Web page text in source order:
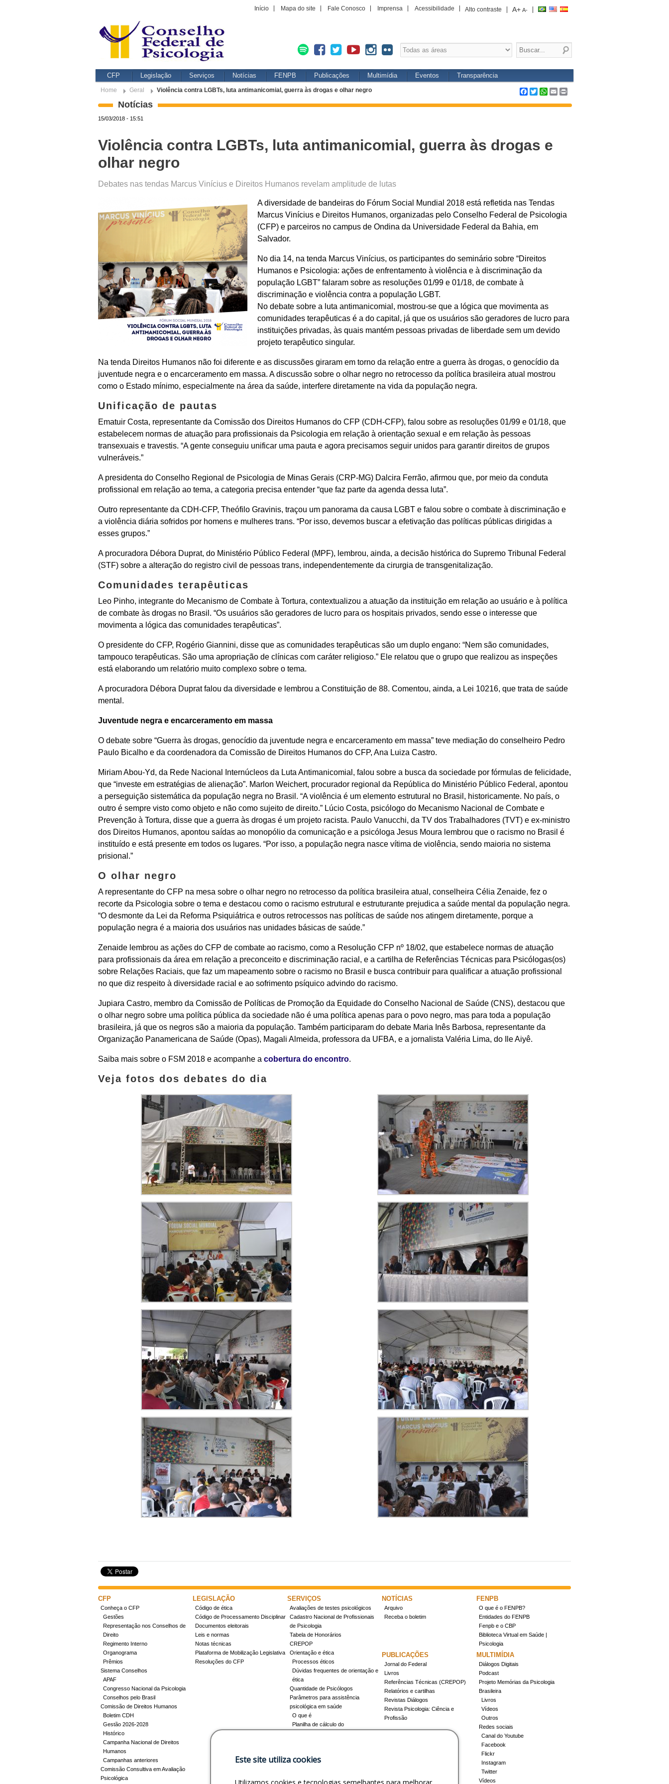
A+ A-
Alto contraste
Início Mapa do site Fale Conosco Imprensa Acessibilidade
CFP Legislação Serviços Notícias FENPB Publicações Multimídia Eventos Transparência
Home Geral Violência contra LGBTs, luta antimanicomial, guerra às drogas e olhar negro Facebook
TwitterWhatsApp
Email
Notícias
15/03/2018 - 15:51
Violência contra LGBTs, luta antimanicomial, guerra às drogas e
olhar negro
Debates nas tendas Marcus Vinícius e Direitos Humanos revelam amplitude de lutas
A diversidade de bandeiras do Fórum Social Mundial 2018 está refletida nas Tendas
Marcus Vinícius e Direitos Humanos, organizadas pelo Conselho Federal de Psicologia
(CFP) e parceiros no campus de Ondina da Universidade Federal da Bahia, em
Salvador.
No dia 14, na tenda Marcus Vinícius, os participantes do seminário sobre “Direitos
Humanos e Psicologia: ações de enfrentamento à violência e à discriminação da
população LGBT” falaram sobre as resoluções 01/99 e 01/18, de combate à
discriminação e violência contra a população LGBT.
No debate sobre a luta antimanicomial, mostrou-se que a lógica que movimenta as
comunidades terapêuticas é a do capital, já que os usuários são geradores de lucro para
instituições privadas, às quais mantém pessoas privadas de liberdade sem um devido
projeto terapêutico singular.
Na tenda Direitos Humanos não foi diferente e as discussões giraram em torno da relação entre a guerra às drogas, o genocídio da
juventude negra e o encarceramento em massa. A discussão sobre o olhar negro no retrocesso da política brasileira atual mostrou
como o Estado mínimo, especialmente na área da saúde, interfere diretamente na vida da população negra.
Unificação de pautas
Ematuir Costa, representante da Comissão dos Direitos Humanos do CFP (CDH-CFP), falou sobre as resoluções 01/99 e 01/18, que
estabelecem normas de atuação para profissionais da Psicologia em relação à orientação sexual e em relação às pessoas
transexuais e travestis. “A gente conseguiu unificar uma pauta e agora precisamos seguir unidos para garantir direitos de grupos
vulneráveis.”
A presidenta do Conselho Regional de Psicologia de Minas Gerais (CRP-MG) Dalcira Ferrão, afirmou que, por meio da conduta
profissional em relação ao tema, a categoria precisa entender “que faz parte da agenda dessa luta”.
Outro representante da CDH-CFP, Theófilo Gravinis, traçou um panorama da causa LGBT e falou sobre o combate à discriminação e
a violência diária sofridos por homens e mulheres trans. “Por isso, devemos buscar a efetivação das políticas públicas dirigidas a
esses grupos.”
A procuradora Débora Duprat, do Ministério Público Federal (MPF), lembrou, ainda, a decisão histórica do Supremo Tribunal Federal
(STF) sobre a alteração do registro civil de pessoas trans, independentemente da cirurgia de transgenitalização.
Comunidades terapêuticas
Leo Pinho, integrante do Mecanismo de Combate à Tortura, contextualizou a atuação da instituição em relação ao usuário e à política
de combate às drogas no Brasil. “Os usuários são geradores de lucro para os hospitais privados, sendo esse o interesse que
movimenta a lógica das comunidades terapêuticas”.
O presidente do CFP, Rogério Giannini, disse que as comunidades terapêuticas são um duplo engano: “Nem são comunidades,
tampouco terapêuticas. São uma apropriação de clínicas com caráter religioso.” Ele relatou que o grupo que realizou as inspeções
está elaborando um relatório muito complexo sobre o tema.
A procuradora Débora Duprat falou da diversidade e lembrou a Constituição de 88. Comentou, ainda, a Lei 10216, que trata de saúde
mental.
Juventude negra e encarceramento em massa
O debate sobre “Guerra às drogas, genocídio da juventude negra e encarceramento em massa” teve mediação do conselheiro Pedro
Paulo Bicalho e da coordenadora da Comissão de Direitos Humanos do CFP, Ana Luiza Castro.
Miriam Abou-Yd, da Rede Nacional Internúcleos da Luta Antimanicomial, falou sobre a busca da sociedade por fórmulas de felicidade,
que “investe em estratégias de alienação”. Marlon Weichert, procurador regional da República do Ministério Público Federal, apontou
a perseguição sistemática da população negra no Brasil. “A violência é um elemento estrutural no Brasil, historicamente. No país, o
outro é sempre visto como objeto e não como sujeito de direito.” Lúcio Costa, psicólogo do Mecanismo Nacional de Combate e
Prevenção à Tortura, disse que a guerra às drogas é um projeto racista. Paulo Vanucchi, da TV dos Trabalhadores (TVT) e ex-ministro
dos Direitos Humanos, apontou saídas ao monopólio da comunicação e a psicóloga Jesus Moura lembrou que o racismo no Brasil é
instituído e está presente em todos os lugares. “Por isso, a população negra nasce vítima de violência, sendo maioria no sistema
prisional.”
O olhar negro
A representante do CFP na mesa sobre o olhar negro no retrocesso da política brasileira atual, conselheira Célia Zenaide, fez o
recorte da Psicologia sobre o tema e destacou como o racismo estrutural e estruturante prejudica a saúde mental da população negra.
“O desmonte da Lei da Reforma Psiquiátrica e outros retrocessos nas políticas de saúde nos atingem diretamente, porque a
população negra é a maioria dos usuários nas unidades básicas de saúde.”
Zenaide lembrou as ações do CFP de combate ao racismo, como a Resolução CFP nº 18/02, que estabelece normas de atuação
para profissionais da área em relação a preconceito e discriminação racial, e a cartilha de Referências Técnicas para Psicólogas(os)
sobre Relações Raciais, que faz um mapeamento sobre o racismo no Brasil e busca contribuir para qualificar a atuação profissional
no que diz respeito à diversidade racial e ao sofrimento psíquico advindo do racismo.
Jupiara Castro, membro da Comissão de Políticas de Promoção da Equidade do Conselho Nacional de Saúde (CNS), destacou que
o olhar negro sobre uma política pública da sociedade não é uma política apenas para o povo negro, mas para toda a população
brasileira, já que os negros são a maioria da população. Também participaram do debate Maria Inês Barbosa, representante da
Organização Panamericana de Saúde (Opas), Magali Almeida, professora da UFBA, e a jornalista Valéria Lima, do Ile Aiyê.
Saiba mais sobre o FSM 2018 e acompanhe a cobertura do encontro.
Veja fotos dos debates do dia
CFP
Conheça o CFP
Gestões
Representação nos Conselhos de
Direito
Regimento Interno
Organograma
Prêmios
Sistema Conselhos
APAF
Congresso Nacional da Psicologia
Conselhos pelo Brasil
Comissão de Direitos Humanos
Boletim CDH
Gestão 2026-2028
Histórico
Campanha Nacional de Direitos
Humanos
Campanhas anteriores
Comissão Consultiva em Avaliação
Psicológica
LEGISLAÇÃO
Código de ética
Código de Processamento Disciplinar
Documentos eleitorais
Leis e normas
Notas técnicas
Plataforma de Mobilização Legislativa
Resoluções do CFP
SERVIÇOS
Avaliações de testes psicológicos
Cadastro Nacional de Profissionais
de Psicologia
Tabela de Honorários
CREPOP
Orientação e ética
Processos éticos
Dúvidas frequentes de orientação e
ética
Quantidade de Psicólogos
Parâmetros para assistência
psicológica em saúde
O que é
Planilha de cálculo do
Registro de Especialista
NOTÍCIAS
Arquivo
Receba o boletim
FENPB
O que é o FENPB?
Entidades do FENPB
Fenpb e o CBP
Biblioteca Virtual em Saúde |
Psicologia
PUBLICAÇÕES
Jornal do Federal
Livros
Referências Técnicas (CREPOP)
Relatórios e cartilhas
Revistas Diálogos
Revista Psicologia: Ciência e
Profissão
MULTIMÍDIA
Diálogos Digitais
Podcast
Projeto Memórias da Psicologia
Brasileira
Livros
Vídeos
Outros
Redes sociais
Canal do Youtube
Facebook
Flickr
Instagram
Twitter
Vídeos
Este site utiliza cookies